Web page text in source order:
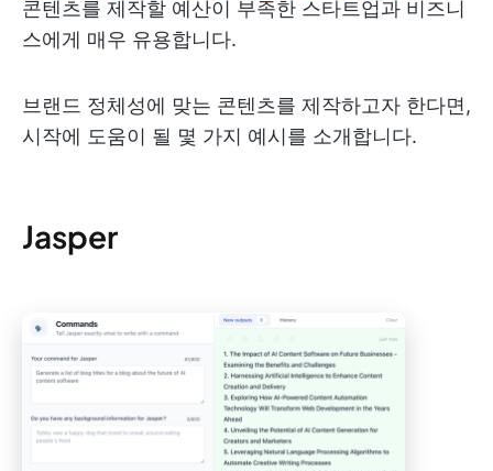
콘텐츠를 제작할 예산이 부족한 스타트업과 비즈니
스에게 매우 유용합니다.
브랜드 정체성에 맞는 콘텐츠를 제작하고자 한다면,
시작에 도움이 될 몇 가지 예시를 소개합니다.
Jasper